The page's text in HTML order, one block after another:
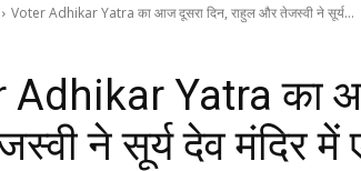
Voter Adhikar Yatra का आज दूसरा दिन, राहुल और तेजस्वी ने सूर्य...
Adhikar Yatra का
ने सूर्य देव मंदिर में